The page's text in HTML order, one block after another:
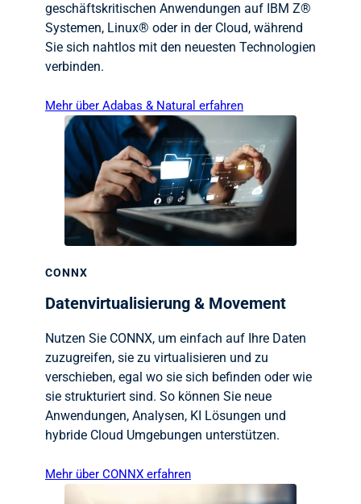
geschäftskritischen Anwendungen auf IBM Z®
Systemen, Linux® oder in der Cloud, während
Sie sich nahtlos mit den neuesten Technologien
verbinden.
Mehr über Adabas & Natural erfahren
CONNX
Datenvirtualisierung & Movement
Nutzen Sie CONNX, um einfach auf Ihre Daten
zuzugreifen, sie zu virtualisieren und zu
verschieben, egal wo sie sich befinden oder wie
sie strukturiert sind. So können Sie neue
Anwendungen, Analysen, KI Lösungen und
hybride Cloud Umgebungen unterstützen.
Mehr über CONNX erfahren